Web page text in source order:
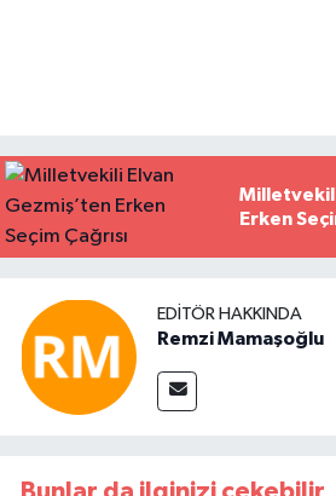
Erken
EDITÖR HAKKINDA
Remzi Mamaşoğlu